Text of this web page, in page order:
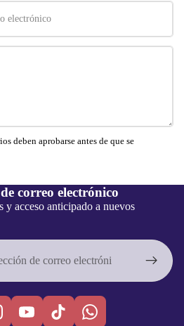
deben aprobarse antes de que se
correo electrónico
y acceso anticipado a nuevos